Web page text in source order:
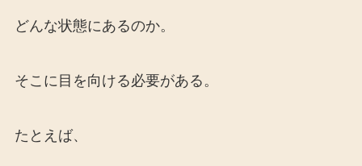
どんな状態にあるのか。
そこに目を向ける必要がある。
たとえば、